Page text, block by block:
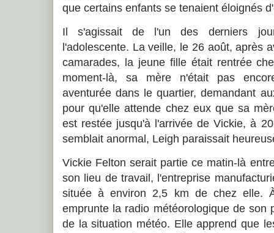
que certains enfants se tenaient éloignés
Il s'agissait de l'un des derniers
l'adolescente. La veille, le 26 août, après
camarades, la jeune fille était rentrée
moment-là, sa mère n'était pas
aventurée dans le quartier, demandant
pour qu'elle attende chez eux que sa
est restée jusqu'à l'arrivée de Vickie, à
semblait anormal, Leigh paraissait
Vickie Felton serait partie ce matin-là
son lieu de travail, l'entreprise
située à environ 2,5 km de chez elle.
emprunte la radio météorologique de son
de la situation météo. Elle apprend que